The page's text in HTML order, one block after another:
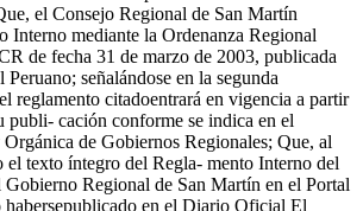
el Consejo Regional de San Martín
Interno mediante la Ordenanza Regional
de fecha 31 de marzo de 2003, publicada
señalándose en la segunda
reglamento citadoentrará en vigencia a partir
publi- cación conforme se indica en el
de Gobiernos Regionales; Que, al
el texto íntegro del Regla- mento Interno del
Regional de San Martín en el Portal
en el Diario Oficial El